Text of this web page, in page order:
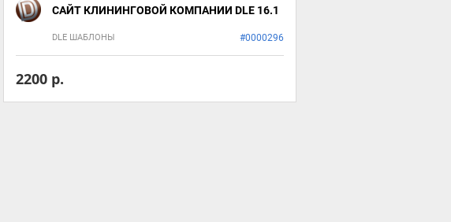
САЙТ КЛИНИНГОВОЙ КОМПАНИИ DLE 16.1
DLE ШАБЛОНЫ #0000296
2200 р.